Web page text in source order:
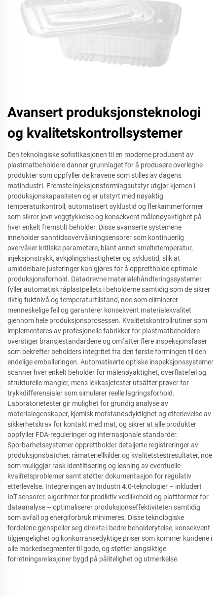
Avansert produksjonsteknologi
og kvalitetskontrollsystemer
Den teknologiske sofistikasjonen til en moderne produsent av
plastmatbeholdere danner grunnlaget for å produsere overlegne
produkter som oppfyller de kravene som stilles av dagens
matindustri. Fremste injeksjonsformingsutstyr utgjør kjernen i
produksjonskapasiteten og er utstyrt med nøyaktig
temperaturkontroll, automatisert syklustid og flerkammerformer
som sikrer jevn veggtykkelse og konsekvent målenøyaktighet på
hver enkelt fremstilt beholder. Disse avanserte systemene
inneholder sanntidsovervåkningsensorer som kontinuerlig
overvåker kritiske parametere, blant annet smeltetemperatur,
injeksjonstrykk, avkjølingshastigheter og syklustid, slik at
umiddelbare justeringer kan gjøres for å opprettholde optimale
produksjonsforhold. Datadrevne materialehåndteringssystemer
fyller automatisk råplastpellets i beholderne samtidig som de sikrer
riktig fuktnivå og temperaturtilstand, noe som eliminerer
menneskelige feil og garanterer konsekvent materialekvalitet
gjennom hele produksjonsprosessen. Kvalitetskontrollrutiner som
implementeres av profesjonelle fabrikker for plastmatbeholdere
overstiger bransjestandardene og omfatter flere inspeksjonsfaser
som bekrefter beholders integritet fra den første formingen til den
endelige emballeringen. Automatiserte optiske inspeksjonssystemer
scanner hver enkelt beholder for målenøyaktighet, overflatefeil og
strukturelle mangler, mens lekkasjetester utsätter prøver for
trykkdifferensialer som simulerer reelle lagringsforhold.
Laboratorietester gir mulighet for grundig analyse av
materialegenskaper, kjemisk motstandsdyktighet og etterlevelse av
sikkerhetskrav for kontakt med mat, og sikrer at alle produkter
oppfyller FDA-reguleringer og internasjonale standarder.
Sporbarhetssystemer opprettholder detaljerte registreringer av
produksjonsbatcher, råmateriellkilder og kvalitetstestresultater, noe
som muliggjør rask identifisering og løsning av eventuelle
kvalitetsproblemer samt støtter dokumentasjon for regulativ
etterlevelse. Integreringen av Industri 4.0-teknologier – inkludert
IoT-sensorer, algoritmer for prediktiv vedlikehold og plattformer for
dataanalyse – optimaliserer produksjonseffektiviteten samtidig
som avfall og energiforbruk minimeres. Disse teknologiske
fordelene gjenspeiler seg direkte i bedre beholderytelse, konsekvent
tilgjengelighet og konkurransedyktige priser som kommer kundene i
alle markedsegmenter til gode, og støtter langsiktige
forretningsrelasjoner bygd på pålitelighet og utmerkelse.